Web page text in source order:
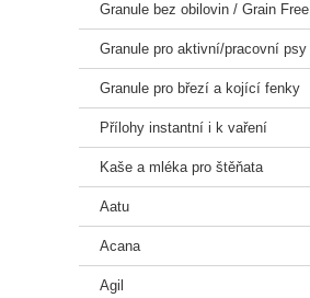
Granule bez obilovin / Grain Free
Granule pro aktivní/pracovní psy
Granule pro březí a kojící fenky
Přílohy instantní i k vaření
Kaše a mléka pro štěňata
Aatu
Acana
Agil